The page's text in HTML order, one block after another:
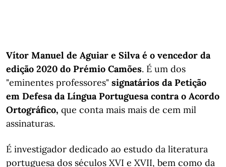
Vítor Manuel de Aguiar e Silva é o vencedor da
edição 2020 do Prémio Camões. É um dos
"eminentes professores" signatários da Petição
em Defesa da Língua Portuguesa contra o Acordo
Ortográfico, que conta mais mais de cem mil
assinaturas.
É investigador dedicado ao estudo da literatura
portuguesa dos séculos XVI e XVII, bem como da